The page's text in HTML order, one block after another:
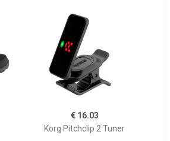
€ 16.03
Korg Pitchclip 2 Tuner